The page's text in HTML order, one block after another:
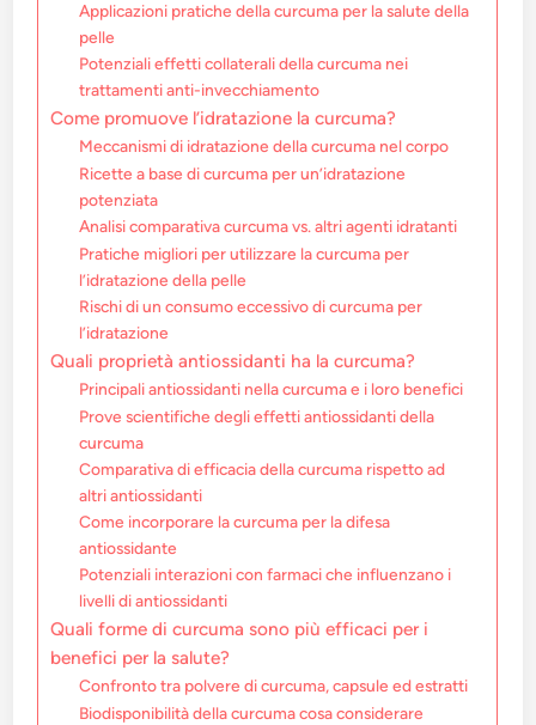
Applicazioni pratiche della curcuma per la salute della
pelle
Potenziali effetti collaterali della curcuma nei
trattamenti anti-invecchiamento
Come promuove l’idratazione la curcuma?
Meccanismi di idratazione della curcuma nel corpo
Ricette a base di curcuma per un’idratazione
potenziata
Analisi comparativa curcuma vs. altri agenti idratanti
Pratiche migliori per utilizzare la curcuma per
l’idratazione della pelle
Rischi di un consumo eccessivo di curcuma per
l’idratazione
Quali proprietà antiossidanti ha la curcuma?
Principali antiossidanti nella curcuma e i loro benefici
Prove scientifiche degli effetti antiossidanti della
curcuma
Comparativa di efficacia della curcuma rispetto ad
altri antiossidanti
Come incorporare la curcuma per la difesa
antiossidante
Potenziali interazioni con farmaci che influenzano i
livelli di antiossidanti
Quali forme di curcuma sono più efficaci per i
benefici per la salute?
Confronto tra polvere di curcuma, capsule ed estratti
Biodisponibilità della curcuma cosa considerare